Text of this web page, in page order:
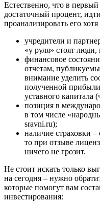
Естественно, что в
достаточный процент,
проанализировать его
учредители и
«у руля» стоят
финансовое
отчетам,
внимание уделить
полученной
уставного капитала
позиция в
в том числе
sravni.ru);
наличие страховки
то при отзыве
ничего не грозит.
Не стоит искать только
на сегодня – нужно
которые помогут вам
инвестирования: